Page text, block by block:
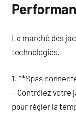
Le marché des
technologies.
1. **Spas
– Contrôlez votre
pour régler la